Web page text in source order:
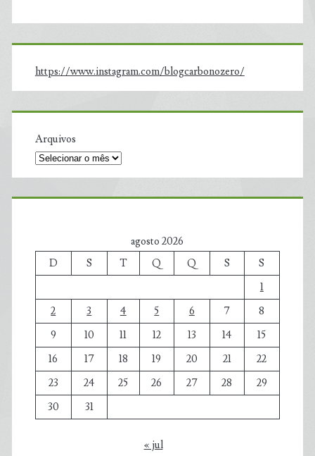
https://www.instagram.com/blogcarbonozero/
Arquivos
agosto 2026
D
S T Q Q S
S
1
2
3 4 5 6 7
8
9
10 11 12 13 14
15
16
17 18 19 20 21
22
23
24 25 26 27 28
29
30
31
« jul